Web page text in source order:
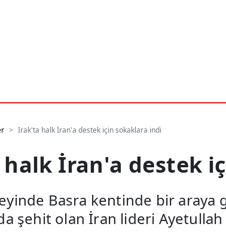
Irak'ta halk İran'a destek için sokaklara indi
İran'a destek
Basra kentinde bir araya
şehit olan İran lideri